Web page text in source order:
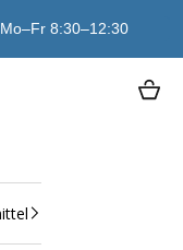
8:30–12:30